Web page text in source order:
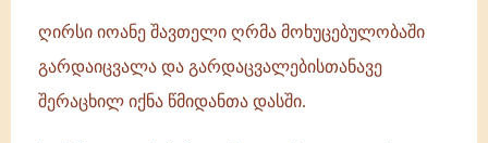
ღირსი იოანე შავთელი ღრმა მოხუცებულობაში
გარდაიცვალა და გარდაცვალებისთანავე
შერაცხილ იქნა წმიდანთა დასში.